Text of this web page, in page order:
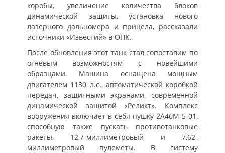
коробы, увеличение количества блоков
динамической защиты, установка нового
лазерного дальномера и прицела, рассказали
источники «Известий» в ОПК.
После обновления этот танк стал сопоставим по
огневым возможностям с новейшими
образцами. Машина оснащена мощным
двигателем 1130 л.с., автоматической коробкой
передач, защитными экранами, современной
динамической защитой «Реликт». Комплекс
вооружения включает в себя пушку 2А46М-5-01,
способную также пускать противотанковые
ракеты, 12,7-миллиметровый и 7,62-
миллиметровый пулеметы. В систему